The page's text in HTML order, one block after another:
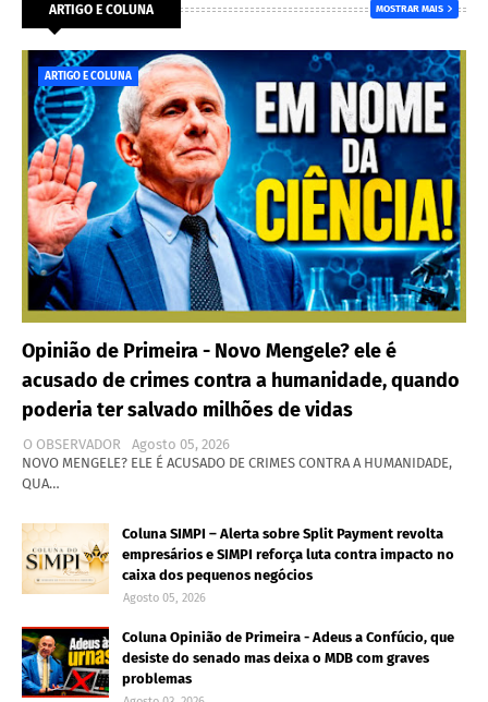
ARTIGO E COLUNA MOSTRAR MAIS
ARTIGO E COLUNA
Opinião de Primeira - Novo Mengele? ele é
acusado de crimes contra a humanidade, quando
poderia ter salvado milhões de vidas
O OBSERVADOR
Agosto 05, 2026
NOVO MENGELE? ELE É ACUSADO DE CRIMES CONTRA A HUMANIDADE,
QUA…
Coluna SIMPI – Alerta sobre Split Payment revolta
empresários e SIMPI reforça luta contra impacto no
caixa dos pequenos negócios
Agosto 05, 2026
Coluna Opinião de Primeira - Adeus a Confúcio, que
desiste do senado mas deixa o MDB com graves
problemas